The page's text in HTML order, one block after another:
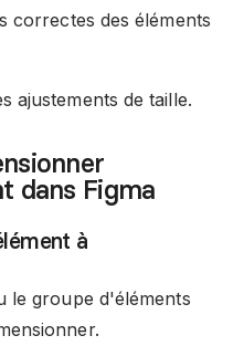
correctes des éléments
ajustements de taille.
dans Figma
à
le groupe d'éléments